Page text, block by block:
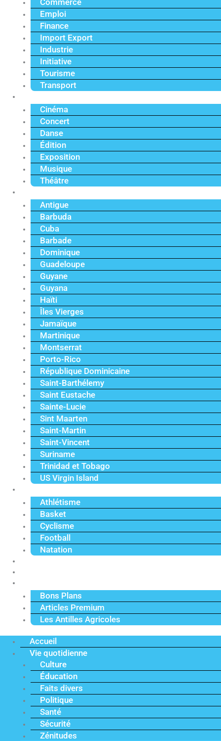
Commerce
Emploi
Finance
Import Export
Industrie
Initiative
Tourisme
Transport
Cinéma
Concert
Danse
Édition
Exposition
Musique
Théâtre
Antigue
Barbuda
Cuba
Barbade
Dominique
Guadeloupe
Guyane
Guyana
Haïti
Îles Vierges
Jamaïque
Martinique
Montserrat
Porto-Rico
République Dominicaine
Saint-Barthélemy
Saint Eustache
Sainte-Lucie
Sint Maarten
Saint-Martin
Saint-Vincent
Suriname
Trinidad et Tobago
US Virgin Island
Athlétisme
Basket
Cyclisme
Football
Natation
Bons Plans
Articles Premium
Les Antilles Agricoles
Accueil
Vie quotidienne
Culture
Éducation
Faits divers
Politique
Santé
Sécurité
Zénitudes